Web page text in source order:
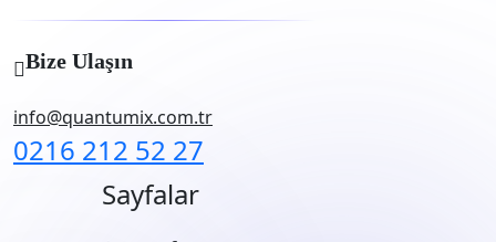
Bize Ulaşın
info@quantumix.com.tr
0216 212 52 27
Sayfalar